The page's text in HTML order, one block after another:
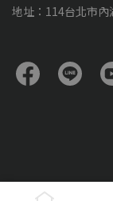
地址：114台北市